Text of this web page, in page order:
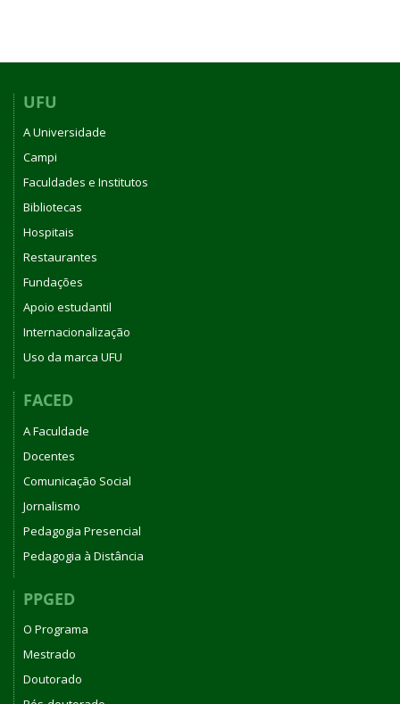
UFU
A Universidade
Campi
Faculdades e Institutos
Bibliotecas
Hospitais
Restaurantes
Fundações
Apoio estudantil
Internacionalização
Uso da marca UFU
FACED
A Faculdade
Docentes
Comunicação Social
Jornalismo
Pedagogia Presencial
Pedagogia à Distância
PPGED
O Programa
Mestrado
Doutorado